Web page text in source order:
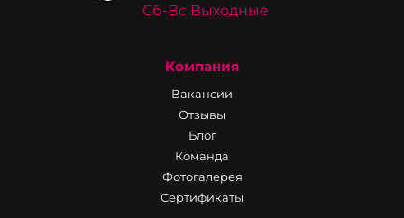
Сб-Вс Выходные
Компания
Вакансии
Отзывы
Блог
Команда
Фотогалерея
Сертификаты